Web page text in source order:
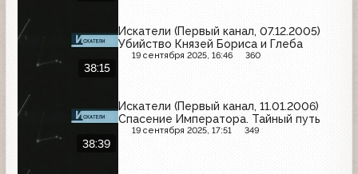
38:15
Искатели (Первый канал, 07.12.2005)
Убийство Князей Бориса и Глеба
19 сентября 2025, 16:46 360
38:39
Искатели (Первый канал, 11.01.2006)
Спасение Императора. Тайный путь
19 сентября 2025, 17:51 349